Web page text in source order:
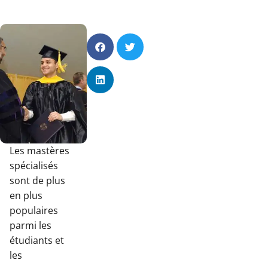
Les mastères
spécialisés
sont de plus
en plus
populaires
parmi les
étudiants et
les